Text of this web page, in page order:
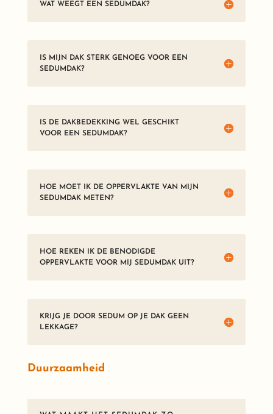
WAT WEEGT EEN SEDUMDAK?
IS MIJN DAK STERK GENOEG VOOR EEN
SEDUMDAK?
IS DE DAKBEDEKKING WEL GESCHIKT
VOOR EEN SEDUMDAK?
HOE MOET IK DE OPPERVLAKTE VAN MIJN
SEDUMDAK METEN?
HOE REKEN IK DE BENODIGDE
OPPERVLAKTE VOOR MIJ SEDUMDAK UIT?
KRIJG JE DOOR SEDUM OP JE DAK GEEN
LEKKAGE?
Duurzaamheid